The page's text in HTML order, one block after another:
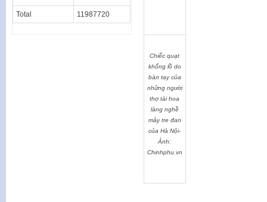
Chiếc quạt
khổng lồ do
bàn tay của
những người
thợ tài hoa
làng nghề
mây tre đan
của Hà Nội-
Ảnh:
Chinhphu.vn
Total 11987720